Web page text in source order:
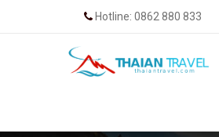
Hotline: 0862 880 833